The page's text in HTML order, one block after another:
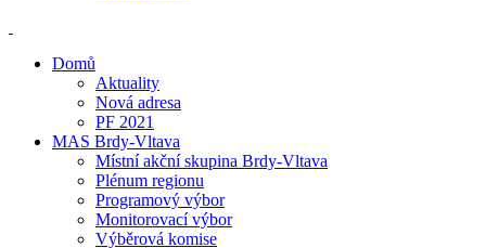
Domů
Aktuality
Nová adresa
PF 2021
MAS Brdy-Vltava
Místní akční skupina Brdy-Vltava
Plénum regionu
Programový výbor
Monitorovací výbor
Výběrová komise